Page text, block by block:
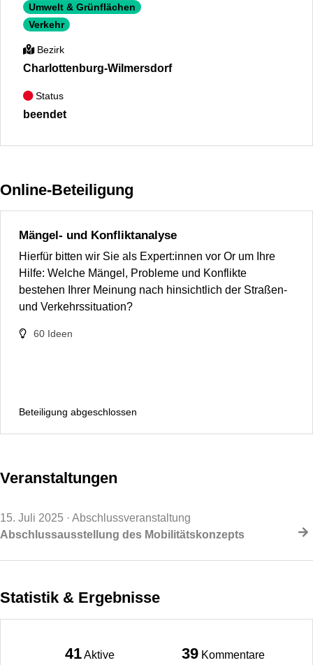
Umwelt & Grünflächen
Verkehr
Bezirk
Charlottenburg-Wilmersdorf
Status
beendet
Online-Beteiligung
Mängel- und Konfliktanalyse
Hierfür bitten wir Sie als Expert:innen vor Or um Ihre
Hilfe: Welche Mängel, Probleme und Konflikte
bestehen Ihrer Meinung nach hinsichtlich der Straßen-
und Verkehrssituation?
60 Ideen
Beteiligung abgeschlossen
Veranstaltungen
15. Juli 2025 · Abschlussveranstaltung
Abschlussausstellung des Mobilitätskonzepts
Statistik & Ergebnisse
41Aktive
39 Kommentare